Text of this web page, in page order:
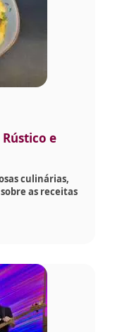
e
culinárias,
as receitas